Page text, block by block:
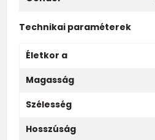
Technikai paraméterek
Életkor a
Magasság
Szélesség
Hosszúság